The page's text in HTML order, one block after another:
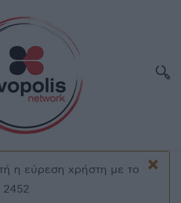
×
η εύρεση χρήστη με το
2452